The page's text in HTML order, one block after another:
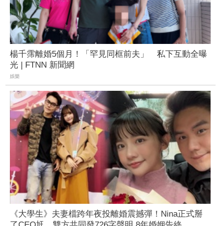
楊千霈離婚5個月！「罕見同框前夫」 私下互動全曝
光 | FTNN 新聞網
娛樂
《大學生》夫妻檔跨年夜投離婚震撼彈！Nina正式掰